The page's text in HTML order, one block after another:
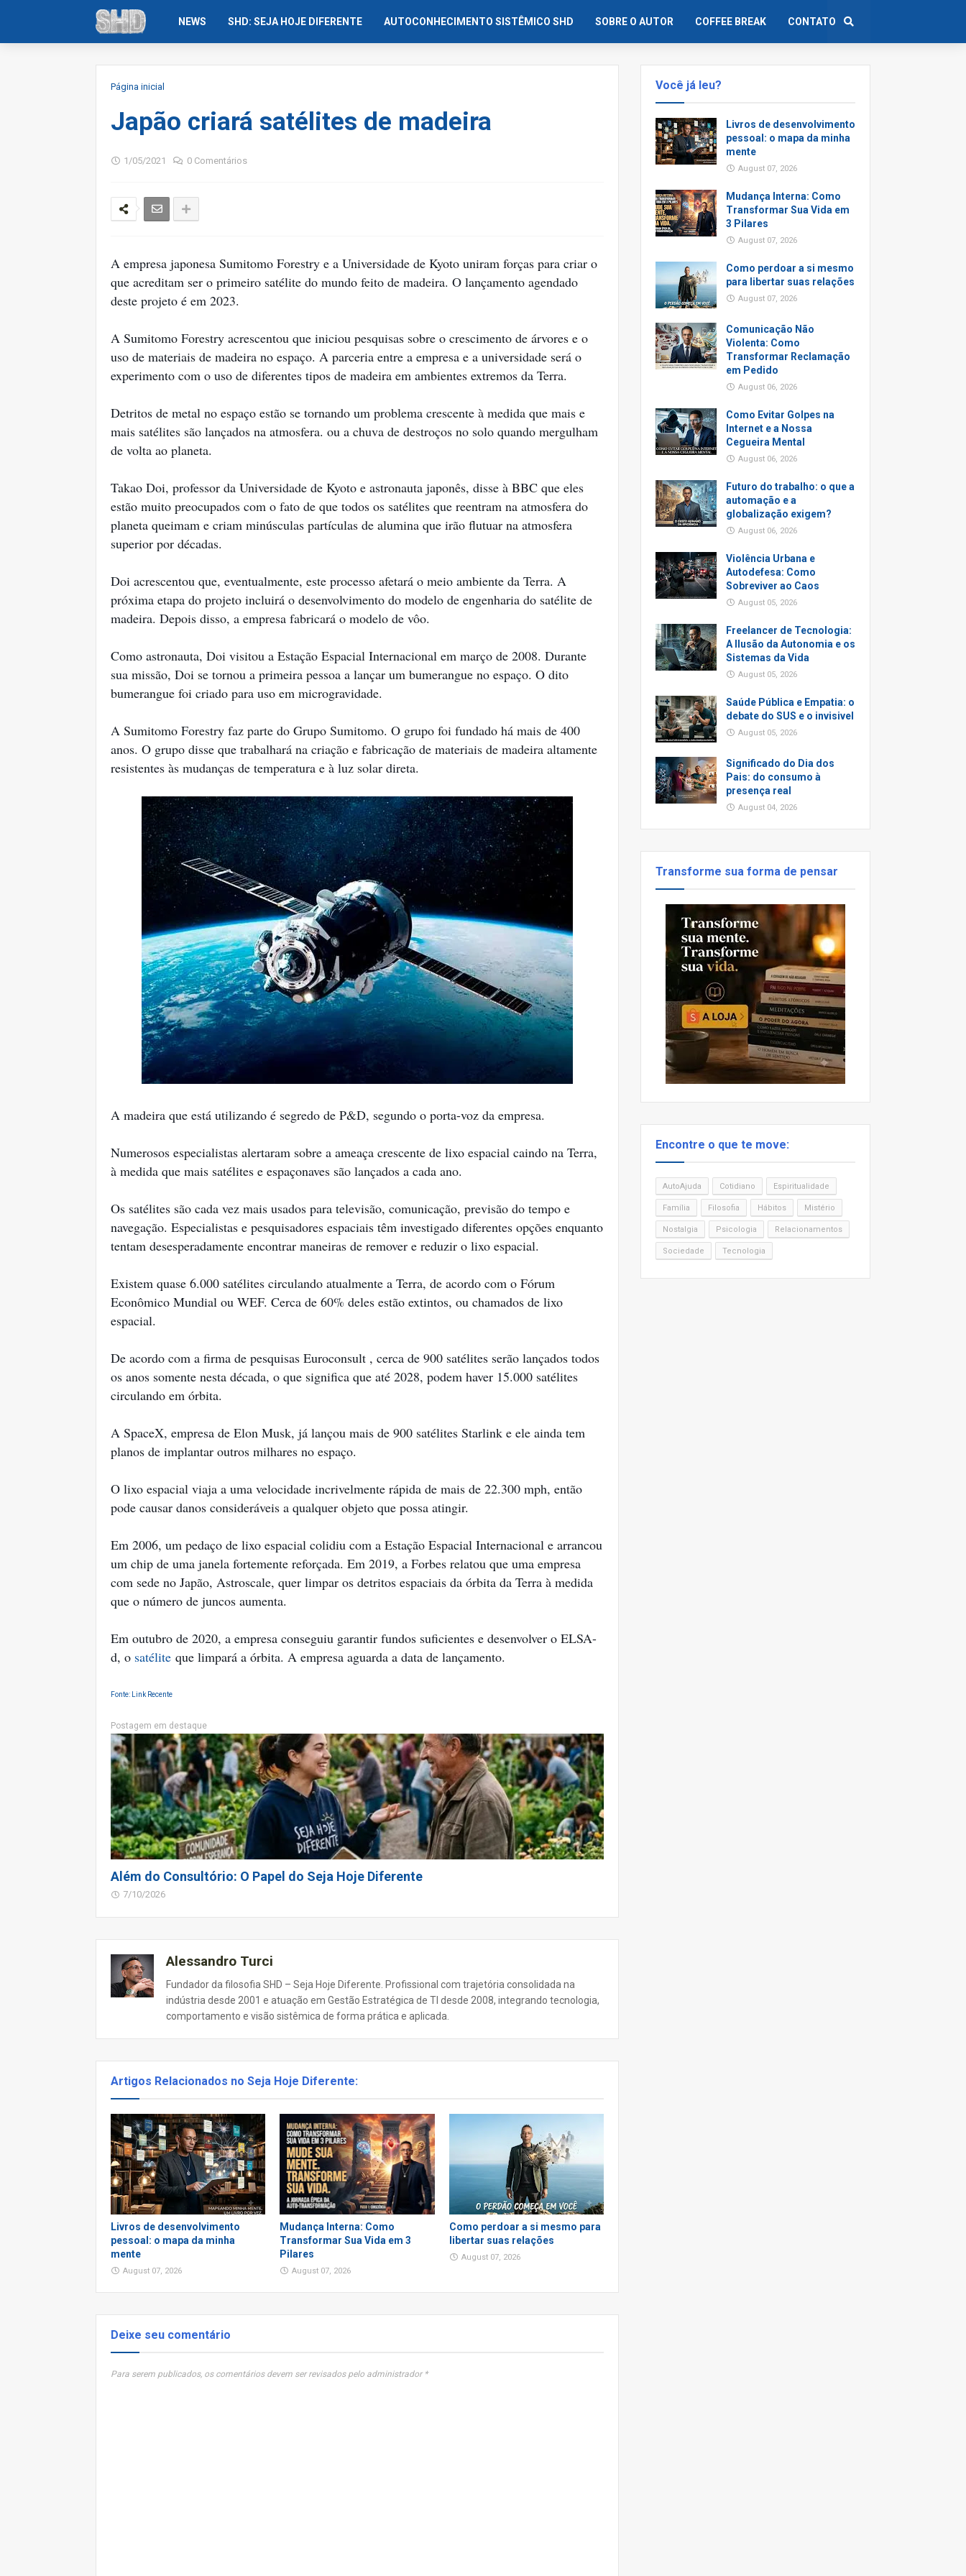
NEWS SHD: SEJA HOJE DIFERENTE AUTOCONHECIMENTO SISTÊMICO SHD SOBRE O AUTOR COFFEE BREAK CONTATO
Página inicial
Japão criará satélites de madeira
1/05/2021 0 Comentários
A empresa japonesa Sumitomo Forestry e a Universidade de Kyoto uniram forças para criar o
que acreditam ser o primeiro satélite do mundo feito de madeira. O lançamento agendado
deste projeto é em 2023.
A Sumitomo Forestry acrescentou que iniciou pesquisas sobre o crescimento de árvores e o
uso de materiais de madeira no espaço. A parceria entre a empresa e a universidade será o
experimento com o uso de diferentes tipos de madeira em ambientes extremos da Terra.
Detritos de metal no espaço estão se tornando um problema crescente à medida que mais e
mais satélites são lançados na atmosfera. ou a chuva de destroços no solo quando mergulham
de volta ao planeta.
Takao Doi, professor da Universidade de Kyoto e astronauta japonês, disse à BBC que eles
estão muito preocupados com o fato de que todos os satélites que reentram na atmosfera do
planeta queimam e criam minúsculas partículas de alumina que irão flutuar na atmosfera
superior por décadas.
Doi acrescentou que, eventualmente, este processo afetará o meio ambiente da Terra. A
próxima etapa do projeto incluirá o desenvolvimento do modelo de engenharia do satélite de
madeira. Depois disso, a empresa fabricará o modelo de vôo.
Como astronauta, Doi visitou a Estação Espacial Internacional em março de 2008. Durante
sua missão, Doi se tornou a primeira pessoa a lançar um bumerangue no espaço. O dito
bumerangue foi criado para uso em microgravidade.
A Sumitomo Forestry faz parte do Grupo Sumitomo. O grupo foi fundado há mais de 400
anos. O grupo disse que trabalhará na criação e fabricação de materiais de madeira altamente
resistentes às mudanças de temperatura e à luz solar direta.
A madeira que está utilizando é segredo de P&D, segundo o porta-voz da empresa.
Numerosos especialistas alertaram sobre a ameaça crescente de lixo espacial caindo na Terra,
à medida que mais satélites e espaçonaves são lançados a cada ano.
Os satélites são cada vez mais usados ​​para televisão, comunicação, previsão do tempo e
navegação. Especialistas e pesquisadores espaciais têm investigado diferentes opções enquanto
tentam desesperadamente encontrar maneiras de remover e reduzir o lixo espacial.
Existem quase 6.000 satélites circulando atualmente a Terra, de acordo com o Fórum
Econômico Mundial ou WEF. Cerca de 60% deles estão extintos, ou chamados de lixo
espacial.
De acordo com a firma de pesquisas Euroconsult , cerca de 900 satélites serão lançados todos
os anos somente nesta década, o que significa que até 2028, podem haver 15.000 satélites
circulando em órbita.
A SpaceX, empresa de Elon Musk, já lançou mais de 900 satélites Starlink e ele ainda tem
planos de implantar outros milhares no espaço.
O lixo espacial viaja a uma velocidade incrivelmente rápida de mais de 22.300 mph, então
pode causar danos consideráveis ​​a qualquer objeto que possa atingir.
Em 2006, um pedaço de lixo espacial colidiu com a Estação Espacial Internacional e arrancou
um chip de uma janela fortemente reforçada. Em 2019, a Forbes relatou que uma empresa
com sede no Japão, Astroscale, quer limpar os detritos espaciais da órbita da Terra à medida
que o número de juncos aumenta.
Em outubro de 2020, a empresa conseguiu garantir fundos suficientes e desenvolver o ELSA-
d, o satélite que limpará a órbita. A empresa aguarda a data de lançamento.
Fonte: Link Recente
Postagem em destaque
Além do Consultório: O Papel do Seja Hoje Diferente
7/10/2026
Alessandro Turci
Fundador da filosofia SHD – Seja Hoje Diferente. Profissional com trajetória consolidada na
indústria desde 2001 e atuação em Gestão Estratégica de TI desde 2008, integrando tecnologia,
comportamento e visão sistêmica de forma prática e aplicada.
Artigos Relacionados no Seja Hoje Diferente:
Livros de desenvolvimento
pessoal: o mapa da minha
mente
August 07, 2026
Mudança Interna: Como
Transformar Sua Vida em 3
Pilares
August 07, 2026
Como perdoar a si mesmo para
libertar suas relações
August 07, 2026
Deixe seu comentário
Para serem publicados, os comentários devem ser revisados pelo administrador *
Você já leu?
Livros de desenvolvimento
pessoal: o mapa da minha
mente
August 07, 2026
Mudança Interna: Como
Transformar Sua Vida em
3 Pilares
August 07, 2026
Como perdoar a si mesmo
para libertar suas relações
August 07, 2026
Comunicação Não
Violenta: Como
Transformar Reclamação
em Pedido
August 06, 2026
Como Evitar Golpes na
Internet e a Nossa
Cegueira Mental
August 06, 2026
Futuro do trabalho: o que a
automação e a
globalização exigem?
August 06, 2026
Violência Urbana e
Autodefesa: Como
Sobreviver ao Caos
August 05, 2026
Freelancer de Tecnologia:
A Ilusão da Autonomia e os
Sistemas da Vida
August 05, 2026
Saúde Pública e Empatia: o
debate do SUS e o invisivel
August 05, 2026
Significado do Dia dos
Pais: do consumo à
presença real
August 04, 2026
Transforme sua forma de pensar
Encontre o que te move:
AutoAjuda Cotidiano Espiritualidade
Família Filosofia Hábitos Mistério
Nostalgia Psicologia Relacionamentos
Sociedade Tecnologia